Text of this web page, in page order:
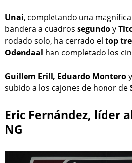
Unai, completando una
bandera a cuadros segundoy
rodado solo, ha cerrado el top
Odendaal han completado los
Guillem Erill, Eduardo Monteroy
subido a los cajones de honor de
Eric Fernández, líder
NG